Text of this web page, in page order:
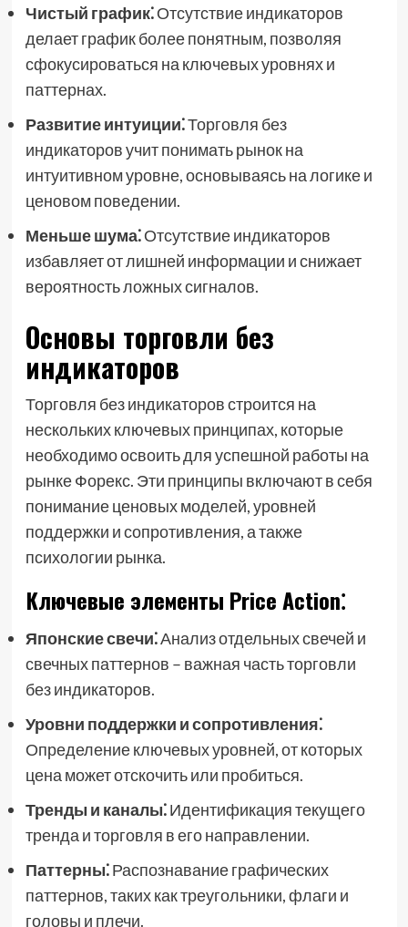
Чистый график⁚Отсутствие индикаторов
делает график более понятным, позволяя
сфокусироваться на ключевых уровнях и
паттернах.
Развитие интуиции⁚Торговля без
индикаторов учит понимать рынок на
интуитивном уровне, основываясь на логике и
ценовом поведении.
Меньше шума⁚Отсутствие индикаторов
избавляет от лишней информации и снижает
вероятность ложных сигналов.
Основы торговли без
индикаторов
Торговля без индикаторов строится на
нескольких ключевых принципах, которые
необходимо освоить для успешной работы на
рынке Форекс. Эти принципы включают в себя
понимание ценовых моделей, уровней
поддержки и сопротивления, а также
психологии рынка.
Ключевые элементы Price Action⁚
Японские свечи⁚Анализ отдельных свечей и
свечных паттернов – важная часть торговли
без индикаторов.
Уровни поддержки и сопротивления⁚
Определение ключевых уровней, от которых
цена может отскочить или пробиться.
Тренды и каналы⁚Идентификация текущего
тренда и торговля в его направлении.
Паттерны⁚Распознавание графических
паттернов, таких как треугольники, флаги и
головы и плечи.